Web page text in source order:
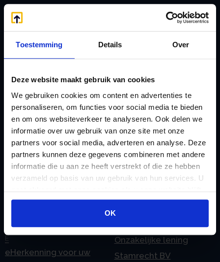
Toestemming Details Over
Deze website maakt gebruik van cookies
We gebruiken cookies om content en advertenties te
personaliseren, om functies voor social media te bieden
en om ons websiteverkeer te analyseren. Ook delen we
informatie over uw gebruik van onze site met onze
partners voor social media, adverteren en analyse. Deze
partners kunnen deze gegevens combineren met andere
informatie die u aan ze heeft verstrekt of die ze hebben
verzameld op basis van uw gebruik van hun services. U
gaat akkoord met onze cookies als u onze website blijft
gebruiken.
OK
Handige links
Afkoop Stamrecht
rekeningnummer
Checklist IB 2023 (PDF)
Checklist IB 2023 (Word)
Checklist IB 2024 (PDF)
Checklist IB 2024 (Word)
Checklist IB 2025 (PDF)
Contact
E
eHerkenning voor uw
Jaarstukken opstellen
L
Loonadministratie
verzorgen
M
Mogelijkheden
Stamrecht BV
O
ODV BV
Ontbinden Stamrecht
Onzakelijke lening
Stamrecht BV